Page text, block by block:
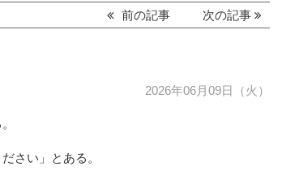
次の記事
前の記事
2026年06月09日（火）
さい」とある。